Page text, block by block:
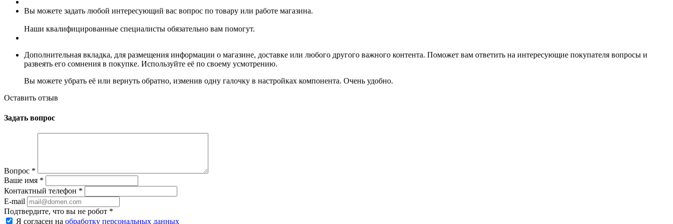
Вы можете задать любой интересующий вас вопрос по товару или работе магазина.
Наши квалифицированные специалисты обязательно вам помогут.
Дополнительная вкладка, для размещения информации о магазине, доставке или любого другого важного контента. Поможет вам ответить на интересующие покупателя вопросы и
развеять его сомнения в покупке. Используйте её по своему усмотрению.
Вы можете убрать её или вернуть обратно, изменив одну галочку в настройках компонента. Очень удобно.
Оставить отзыв
Задать вопрос
Вопрос *
Ваше имя *
Контактный телефон *
E-mail
Подтвердите, что вы не робот *
Я согласен на обработку персональных данных